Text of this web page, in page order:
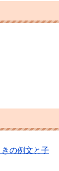
の例文と子